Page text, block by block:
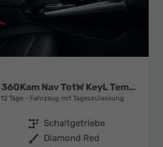
Comfort LED SHZ 360Kam Nav TotW KeyL Temp 17Z
12 Tage Fahrzeug mit Tageszulassung
Getriebe Schaltgetriebe
Außenfarbe Diamond Red